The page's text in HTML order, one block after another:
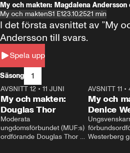
My och makten: Magdalena
My och maktenS1 E123.10.2521 min
Spela upp
I det första avsnittet av ”My
Andersson till svars.
Säsong 1
26:27
AVSNITT 12 • 11 JUNI
My och makten:
Douglas Thor
Moderata
ungdomsförbundet (MUF:s)
ordförande Douglas Thor
AVSNITT 11 •
My och
Denice
Westerberg